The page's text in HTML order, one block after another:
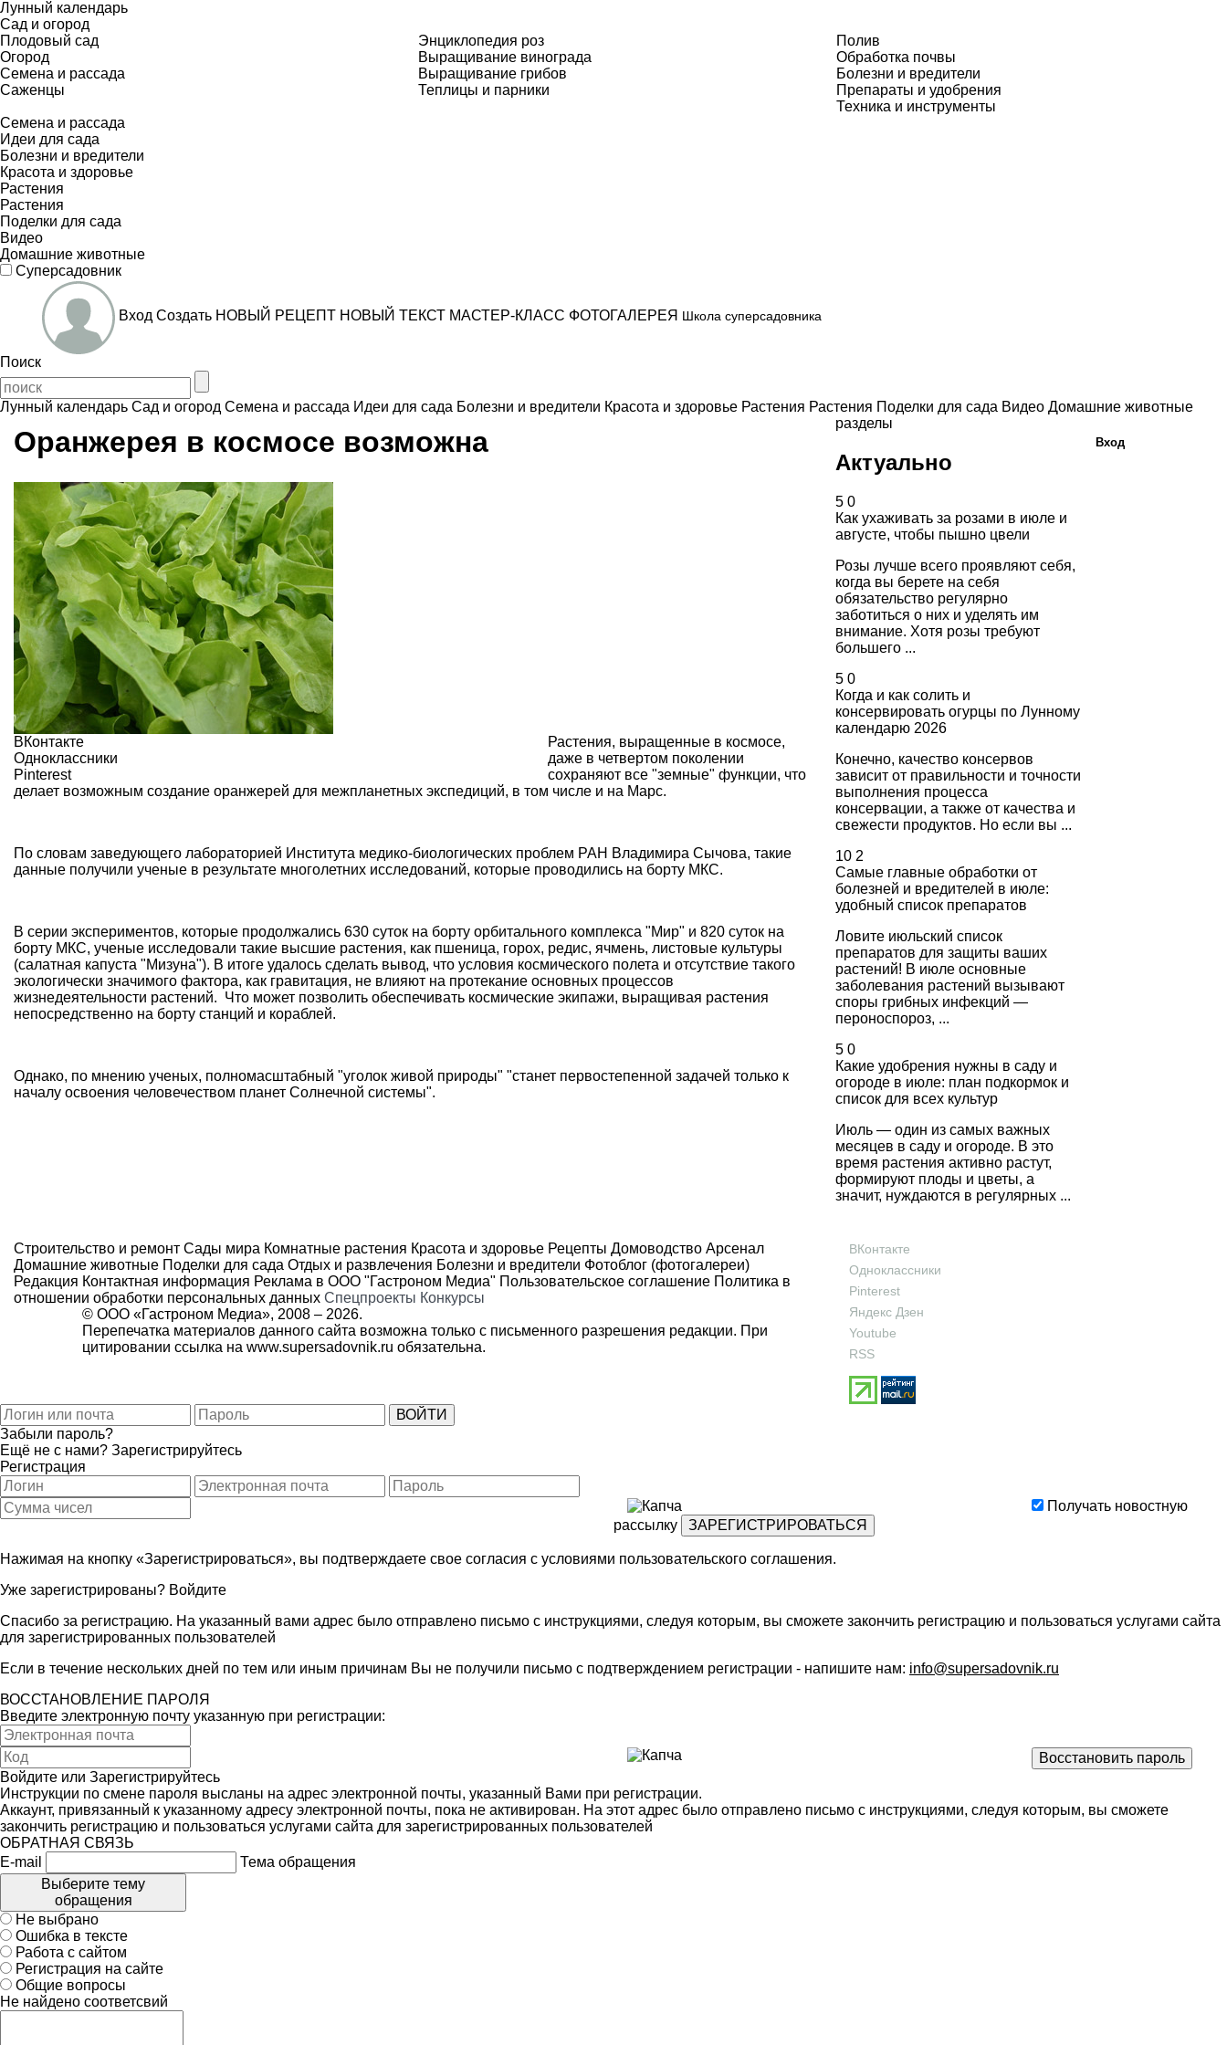
Лунный календарь
Сад и огород
Плодовый сад
Огород
Семена и рассада
Саженцы
Энциклопедия роз
Выращивание винограда
Выращивание грибов
Теплицы и парники
Полив
Обработка почвы
Болезни и вредители
Препараты и удобрения
Техника и инструменты
Семена и рассада
Идеи для сада
Болезни и вредители
Красота и здоровье
Растения
Растения
Поделки для сада
Видео
Домашние животные
Суперсадовник
Вход Создать НОВЫЙ РЕЦЕПТ НОВЫЙ ТЕКСТ МАСТЕР-КЛАСС ФОТОГАЛЕРЕЯ Школа суперсадовника
Поиск
Лунный календарь Сад и огород Семена и рассада Идеи для сада Болезни и вредители Красота и здоровье Растения Растения Поделки для сада Видео Домашние животные
Оранжерея в космосе возможна
ВКонтакте
Одноклассники
Pinterest
Растения, выращенные в космосе,
даже в четвертом поколении
сохраняют все "земные" функции, что
делает возможным создание оранжерей для межпланетных экспедиций, в том числе и на Марс.
По словам заведующего лабораторией Института медико-биологических проблем РАН Владимира Сычова, такие
данные получили ученые в результате многолетних исследований, которые проводились на борту МКС.
В серии экспериментов, которые продолжались 630 суток на борту орбитального комплекса "Мир" и 820 суток на
борту МКС, ученые исследовали такие высшие растения, как пшеница, горох, редис, ячмень, листовые культуры
(салатная капуста "Мизуна"). В итоге удалось сделать вывод, что условия космического полета и отсутствие такого
экологически значимого фактора, как гравитация, не влияют на протекание основных процессов
жизнедеятельности растений. Что может позволить обеспечивать космические экипажи, выращивая растения
непосредственно на борту станций и кораблей.
Однако, по мнению ученых, полномасштабный "уголок живой природы" "станет первостепенной задачей только к
началу освоения человечеством планет Солнечной системы".
разделы
Актуально
5 0
Как ухаживать за розами в июле и
августе, чтобы пышно цвели
Розы лучше всего проявляют себя,
когда вы берете на себя
обязательство регулярно
заботиться о них и уделять им
внимание. Хотя розы требуют
большего ...
5 0
Когда и как солить и
консервировать огурцы по Лунному
календарю 2026
Конечно, качество консервов
зависит от правильности и точности
выполнения процесса
консервации, а также от качества и
свежести продуктов. Но если вы ...
10 2
Самые главные обработки от
болезней и вредителей в июле:
удобный список препаратов
Ловите июльский список
препаратов для защиты ваших
растений! В июле основные
заболевания растений вызывают
споры грибных инфекций —
пероноспороз, ...
5 0
Какие удобрения нужны в саду и
огороде в июле: план подкормок и
список для всех культур
Июль — один из самых важных
месяцев в саду и огороде. В это
время растения активно растут,
формируют плоды и цветы, а
значит, нуждаются в регулярных ...
Строительство и ремонт Сады мира Комнатные растения Красота и здоровье Рецепты Домоводство Арсенал
Домашние животные Поделки для сада Отдых и развлечения Болезни и вредители Фотоблог (фотогалереи)
Редакция Контактная информация Реклама в ООО "Гастроном Медиа" Пользовательское соглашение Политика в
отношении обработки персональных данных Спецпроекты Конкурсы
© ООО «Гастроном Медиа», 2008 – 2026.
Перепечатка материалов данного сайта возможна только с письменного разрешения редакции. При
цитировании ссылка на www.supersadovnik.ru обязательна.
ВКонтакте
Одноклассники
Pinterest
Яндекс Дзен
Youtube
RSS
Вход
Забыли пароль?
Ещё не с нами? Зарегистрируйтесь
Регистрация
Получать новостную
рассылку
Нажимая на кнопку «Зарегистрироваться», вы подтверждаете свое согласия с условиями пользовательского соглашения.
Уже зарегистрированы? Войдите
Спасибо за регистрацию. На указанный вами адрес было отправлено письмо с инструкциями, следуя которым, вы сможете закончить регистрацию и пользоваться услугами сайта
для зарегистрированных пользователей
Если в течение нескольких дней по тем или иным причинам Вы не получили письмо с подтверждением регистрации - напишите нам: info@supersadovnik.ru
ВОССТАНОВЛЕНИЕ ПАРОЛЯ
Введите электронную почту указанную при регистрации:
Войдите или Зарегистрируйтесь
Инструкции по смене пароля высланы на адрес электронной почты, указанный Вами при регистрации.
Аккаунт, привязанный к указанному адресу электронной почты, пока не активирован. На этот адрес было отправлено письмо с инструкциями, следуя которым, вы сможете
закончить регистрацию и пользоваться услугами сайта для зарегистрированных пользователей
ОБРАТНАЯ СВЯЗЬ
E-mail
Тема обращения
Выберите тему
обращения
Не выбрано
Ошибка в тексте
Работа с сайтом
Регистрация на сайте
Общие вопросы
Не найдено соответсвий